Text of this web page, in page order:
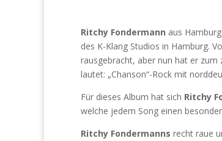
Ritchy Fondermann aus
des K-Klang Studios in Hamburg.
rausgebracht, aber nun hat er
lautet: „Chanson“-Rock mit
Für dieses Album hat sich Ritchy
welche jedem Song einen
Ritchy Fondermanns recht raue